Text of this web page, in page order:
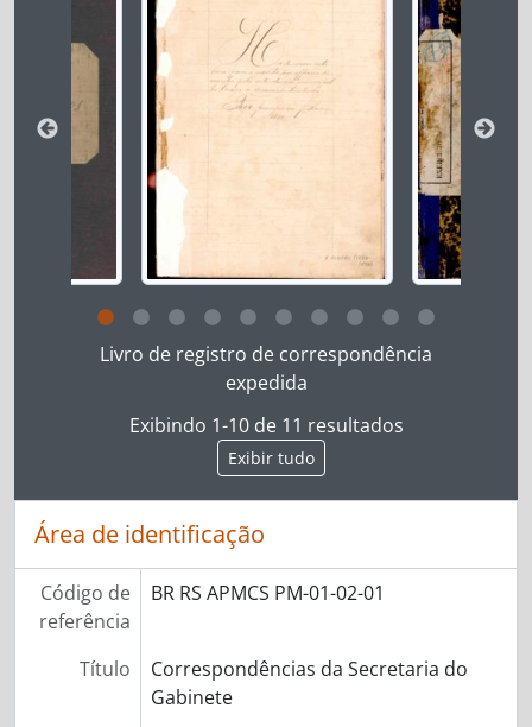
Ao clicar no link deste título da descrição a
Livro de registro de correspondência
expedida
Exibindo 1-10 de 11 resultados
Exibir tudo
Área de identificação
Código de
referência
BR RS APMCS PM-01-02-01
Título
Correspondências da Secretaria do
Gabinete